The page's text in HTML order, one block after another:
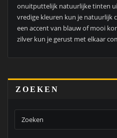
onuitputtelijk natuurlijke tinten
vredige kleuren kun je natuurlijk
een accent van blauw of mooi
zilver kun je gerust met elkaar
ZOEKEN